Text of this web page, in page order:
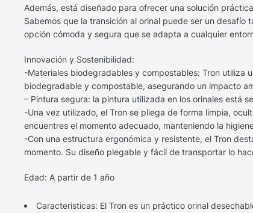
Además, está diseñado para ofrecer una solución
Sabemos que la transición al orinal puede ser un
opción cómoda y segura que se adapta a cualquier
Innovación y Sostenibilidad:
-Materiales biodegradables y compostables: Tron utiliza
biodegradable y compostable, asegurando un impacto
– Pintura segura: la pintura utilizada en los orinales está
-Una vez utilizado, el Tron se pliega de forma limpia,
encuentres el momento adecuado, manteniendo la
-Con una estructura ergonómica y resistente, el Tron
momento. Su diseño plegable y fácil de transportar lo
Edad: A partir de 1 año
Caracteristicas: El Tron es un práctico orinal